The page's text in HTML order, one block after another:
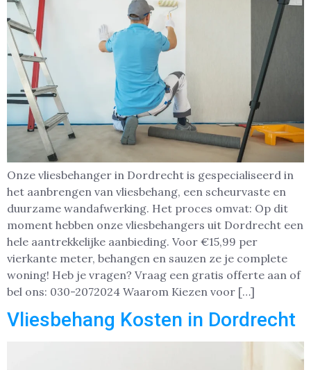
Onze vliesbehanger in Dordrecht is gespecialiseerd in
het aanbrengen van vliesbehang, een scheurvaste en
duurzame wandafwerking. Het proces omvat: Op dit
moment hebben onze vliesbehangers uit Dordrecht een
hele aantrekkelijke aanbieding. Voor €15,99 per
vierkante meter, behangen en sauzen ze je complete
woning! Heb je vragen? Vraag een gratis offerte aan of
bel ons: 030-2072024 Waarom Kiezen voor […]
Vliesbehang Kosten in Dordrecht